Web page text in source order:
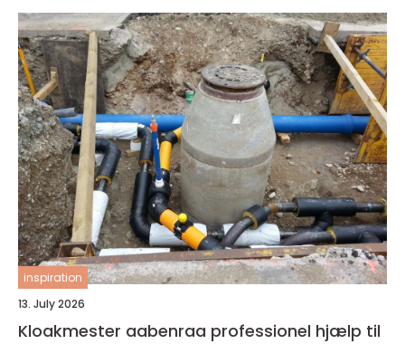
inspiration
13. July 2026
Kloakmester aabenraa professionel hjælp til